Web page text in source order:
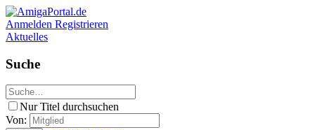
Anmelden Registrieren
Aktuelles
Suche
Nur Titel durchsuchen
Von: